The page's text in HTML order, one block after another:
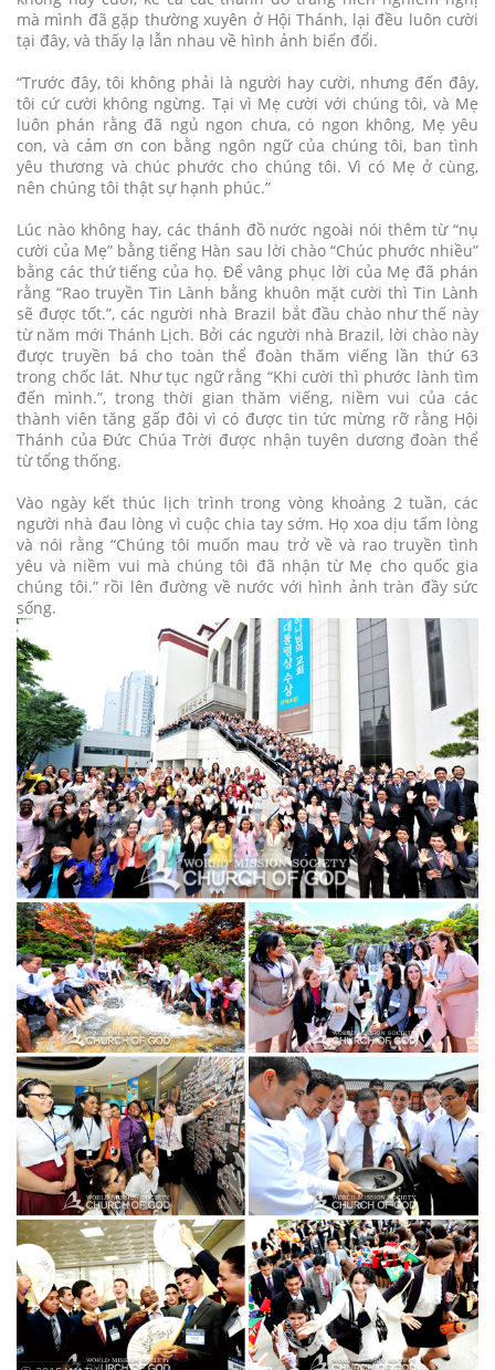
mà mình đã gặp thường xuyên ở Hội Thánh, lại đều luôn cười
tại đây, và thấy lạ lẫn nhau về hình ảnh biến đổi.
“Trước đây, tôi không phải là người hay cười, nhưng đến đây,
tôi cứ cười không ngừng. Tại vì Mẹ cười với chúng tôi, và Mẹ
luôn phán rằng đã ngủ ngon chưa, có ngon không, Mẹ yêu
con, và cảm ơn con bằng ngôn ngữ của chúng tôi, ban tình
yêu thương và chúc phước cho chúng tôi. Vì có Mẹ ở cùng,
nên chúng tôi thật sự hạnh phúc.”
Lúc nào không hay, các thánh đồ nước ngoài nói thêm từ “nụ
cười của Mẹ” bằng tiếng Hàn sau lời chào “Chúc phước nhiều”
bằng các thứ tiếng của họ. Để vâng phục lời của Mẹ đã phán
rằng “Rao truyền Tin Lành bằng khuôn mặt cười thì Tin Lành
sẽ được tốt.”, các người nhà Brazil bắt đầu chào như thế này
từ năm mới Thánh Lịch. Bởi các người nhà Brazil, lời chào này
được truyền bá cho toàn thể đoàn thăm viếng lần thứ 63
trong chốc lát. Như tục ngữ rằng “Khi cười thì phước lành tìm
đến mình.”, trong thời gian thăm viếng, niềm vui của các
thành viên tăng gấp đôi vì có được tin tức mừng rỡ rằng Hội
Thánh của Đức Chúa Trời được nhận tuyên dương đoàn thể
từ tổng thống.
Vào ngày kết thúc lịch trình trong vòng khoảng 2 tuần, các
người nhà đau lòng vì cuộc chia tay sớm. Họ xoa dịu tấm lòng
và nói rằng “Chúng tôi muốn mau trở về và rao truyền tình
yêu và niềm vui mà chúng tôi đã nhận từ Mẹ cho quốc gia
chúng tôi.” rồi lên đường về nước với hình ảnh tràn đầy sức
sống.